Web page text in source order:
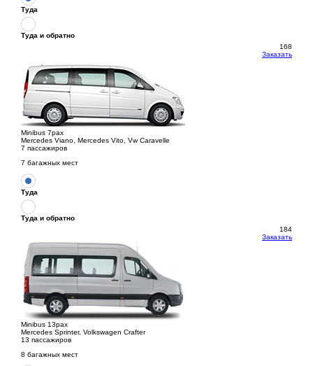
Туда
Туда и обратно
168
Заказать
Minibus 7pax
Mercedes Viano, Mercedes Vito, Vw Caravelle
7 пассажиров
7 багажных мест
Туда
Туда и обратно
184
Заказать
Minibus 13pax
Mercedes Sprinter, Volkswagen Crafter
13 пассажиров
8 багажных мест